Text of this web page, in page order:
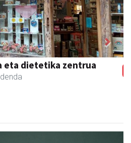
eta dietetika zentrua
Next